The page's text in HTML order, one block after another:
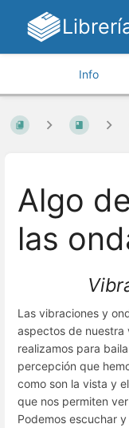
Info
Algo
las
Las vibraciones y
aspectos de nuestra
realizamos para
percepción que
como son la vista y
que nos permiten
Podemos escuchar